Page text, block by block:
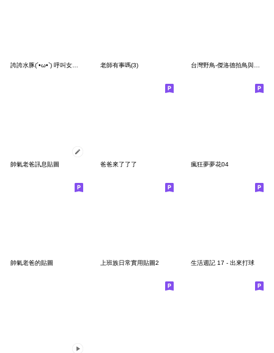
誇誇水豚(´•ω•`) 呼叫女兒兒兒兒 老師有事嗎(3) 台灣野鳥-傑洛德拍鳥與繪鳥系列1
帥氣老爸訊息貼圖 爸爸來了了了 瘋狂夢夢花04
帥氣老爸的貼圖 上班族日常實用貼圖2 生活週記 17 - 出來打球